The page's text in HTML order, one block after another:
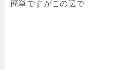
簡単ですがこの辺で